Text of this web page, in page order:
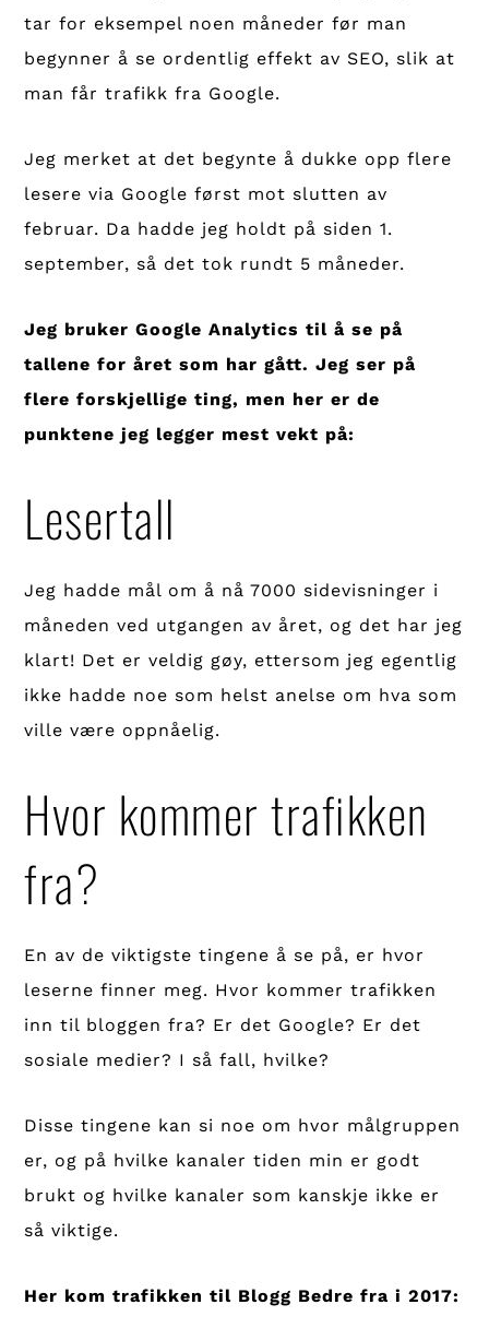
tar for eksempel noen måneder før man
begynner å se ordentlig effekt av SEO, slik at
man får trafikk fra Google.
Jeg merket at det begynte å dukke opp flere
lesere via Google først mot slutten av
februar. Da hadde jeg holdt på siden 1.
september, så det tok rundt 5 måneder.
Jeg bruker Google Analytics til å se på
tallene for året som har gått. Jeg ser på
flere forskjellige ting, men her er de
punktene jeg legger mest vekt på:
Lesertall
Jeg hadde mål om å nå 7000 sidevisninger i
måneden ved utgangen av året, og det har jeg
klart! Det er veldig gøy, ettersom jeg egentlig
ikke hadde noe som helst anelse om hva som
ville være oppnåelig.
Hvor kommer trafikken
fra?
En av de viktigste tingene å se på, er hvor
leserne finner meg. Hvor kommer trafikken
inn til bloggen fra? Er det Google? Er det
sosiale medier? I så fall, hvilke?
Disse tingene kan si noe om hvor målgruppen
er, og på hvilke kanaler tiden min er godt
brukt og hvilke kanaler som kanskje ikke er
så viktige.
Her kom trafikken til Blogg Bedre fra i 2017: